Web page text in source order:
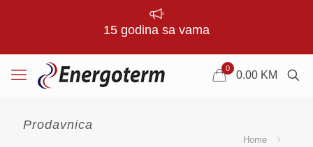
15 godina sa vama
0
0.00 KM
Prodavnica
Home